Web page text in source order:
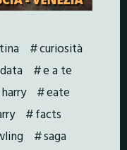
curiosità
data
e a te
eate
facts
saga